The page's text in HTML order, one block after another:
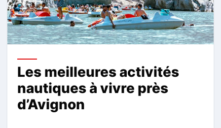
Les meilleures activités
nautiques à vivre près
d’Avignon